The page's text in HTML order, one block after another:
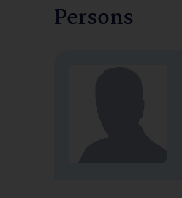
Persons